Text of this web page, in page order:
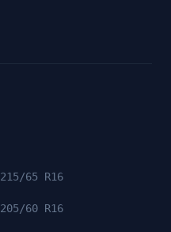
215/65 R16
205/60 R16